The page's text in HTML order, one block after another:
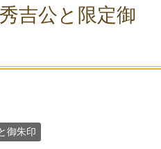
吉公と限定御
御朱印